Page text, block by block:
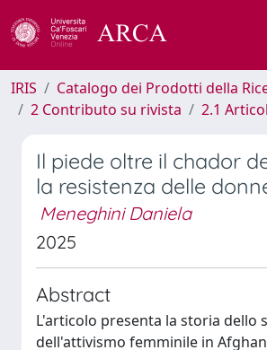
IRIS
Catalogo dei Prodotti della
2 Contributo su rivista
2.1
Il piede oltre il chador
la resistenza delle
Meneghini Daniela
2025
Abstract
L'articolo presenta la storia dello
dell'attivismo femminile in